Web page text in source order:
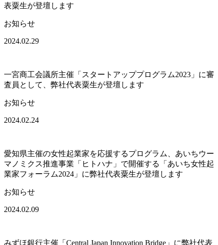
表粟生が登壇します
お知らせ
2024.02.29
一宮商工会議所主催「スタートアッププログラム2023」に審
査員として、弊社代表粟生が登壇します
お知らせ
2024.02.24
愛知県主催の女性起業家を応援するプログラム、あいちウー
マノミクス推進事業「ヒトハナ」で開催する「あいち女性起
業家フォーラム2024」に弊社代表粟生が登壇します
お知らせ
2024.02.09
みずほ銀行主催「Central Japan Innovation Bridge」に弊社代表